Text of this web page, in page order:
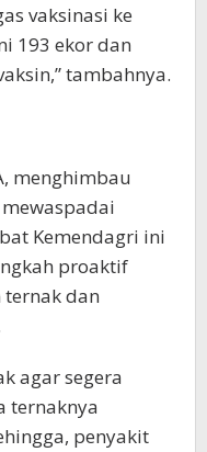
vaksinasi ke
193 ekor dan
tambahnya.
menghimbau
Kemendagri ini
proaktif
dan
agar segera
ternaknya
penyakit